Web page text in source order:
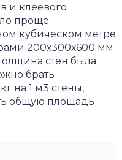
и клеевого
проще
кубическом метре
200х300х600 мм
стен была
брать
на 1 м3 стены,
общую площадь